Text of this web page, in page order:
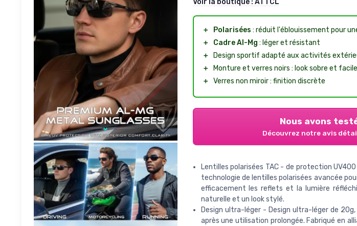
Voir la boutique : ATTCL
＋ Polarisées : réduit l'éblouissement pour
＋
Cadre Al-Mg : léger et résistant
＋
Design sportif adapté aux activités
＋
Monture et verres noirs : look sobre et
＋ Verres non miroir : finition discrète
Nous avons
Découvrez notre avis
Lentilles polarisées TAC - de protection
technologie de lentilles polarisées avancée
efficacement les reflets et la lumière
naturelle et un look stylé.
Design ultra-léger - Design ultra-léger de
après une utilisation prolongée. Fabriqué en